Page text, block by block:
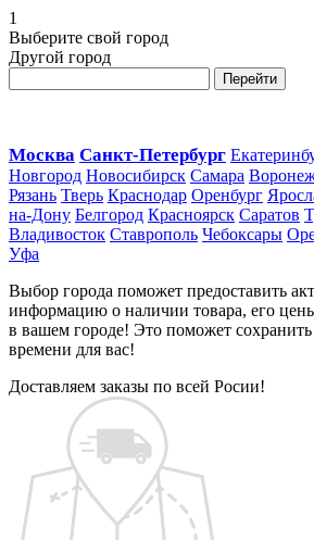
1
Выберите свой город
Другой город
Перейти
Москва Санкт-Петербург
Новгород Новосибирск Самара
Рязань Тверь Краснодар Оренбург
на-Дону Белгород Красноярск Саратов
Владивосток Ставрополь Чебоксары
Уфа
Выбор города поможет предоставить
информацию о наличии товара, его
в вашем городе! Это поможет
времени для вас!
Доставляем заказы по всей Росии!